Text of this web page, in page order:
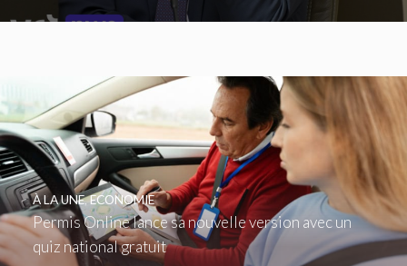
Permis Online lance sa nouvelle version avec un
quiz national gratuit
À LA UNE,ECONOMIE